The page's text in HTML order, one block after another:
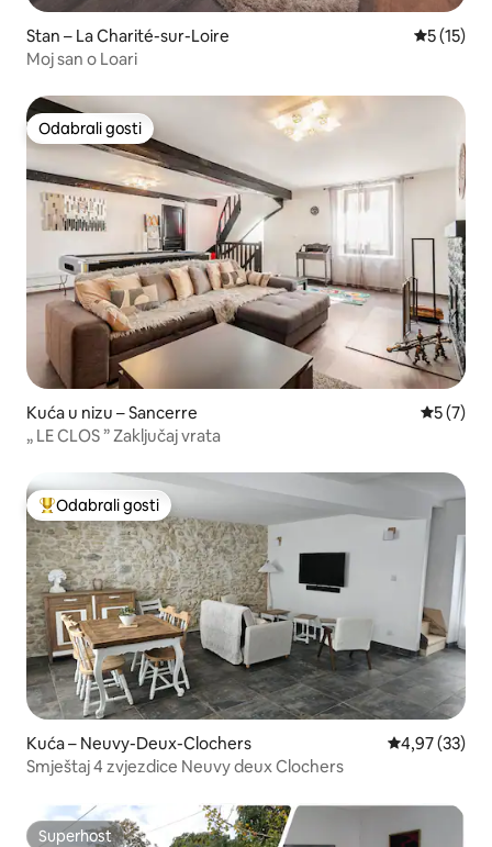
Stan – La Charité-sur-Loire Prosječna
5 (15)
Moj san o Loari
Odabrali gosti
Odabrali gosti
Kuća u nizu – Sancerre
5 (7)
„ LE CLOS ” Zaključaj vrata
Među najviše rangiranima s oznakom „Odabrali gosti”
Odabrali gosti
Kuća – Neuvy-Deux-Clochers Prosječna
4,97 (33)
Smještaj 4 zvjezdice Neuvy deux Clochers
Superhost